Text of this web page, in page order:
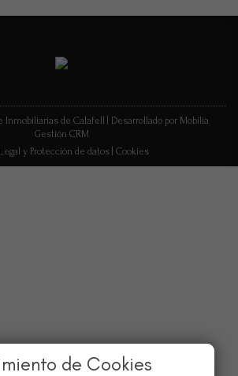
Inmobiliarias de Calafell |
Desarrollado por Mobilia
Gestión CRM
y Protección de datos Cookies
de Cookies